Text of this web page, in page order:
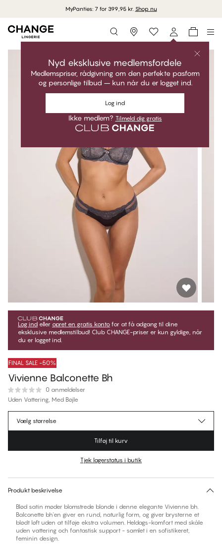
MyPanties: 7 for 399,95 kr. Shop nu
Storefinder
Nyd eksklusive medlemsfordele
Medlemspriser, rådgivning om den perfekte pasform
og personlige tilbud – kun når du er logget ind.
Log ind
Ikke medlem? Tilmeld dig gratis
Log ind eller opret en gratis konto for at få adgang til dine
eksklusive medlemstilbud! Club CHANGE-priser er kun gyldige, når
du er logget ind.
FINAL SALE -50%
Vivienne Balconette Bh
0 anmeldelser
Uden Vattering, Med Bøjle
650,00 kr.Normalpris
Vælg størrelse
Tilføj til kurv
Tjek lagerstatus i butik
Produkt beskrivelse
Blød satin møder blomstrede blonde i denne elegante Vivienne bh.
Balconette bh'en giver en rund, naturlig form, og giver brysterne et
blødt løft uden at tilføje ekstra volumen. Heldags-komfort med skåle
uden vattering och fantastisk support - samlet i en sofistikeret,
feminin design.